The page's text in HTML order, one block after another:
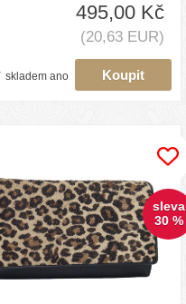
495,00 Kč
(20,63 EUR)
skladem ano
sleva
30 %